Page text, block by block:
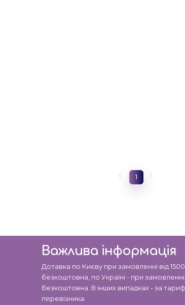
1
Важлива інформація
Дотавка по Києву при замовленні від
безкоштовна, по Україні - при замовленні
безкоштовна. В інших випадках - за
перевізника.